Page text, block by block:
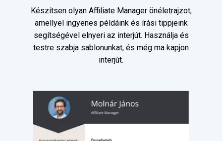
Készítsen olyan Affiliate Manager önéletrajzot,
amellyel ingyenes példáink és írási tippjeink
segítségével elnyeri az interjút. Használja és
testre szabja sablonunkat, és még ma kapjon
interjút.